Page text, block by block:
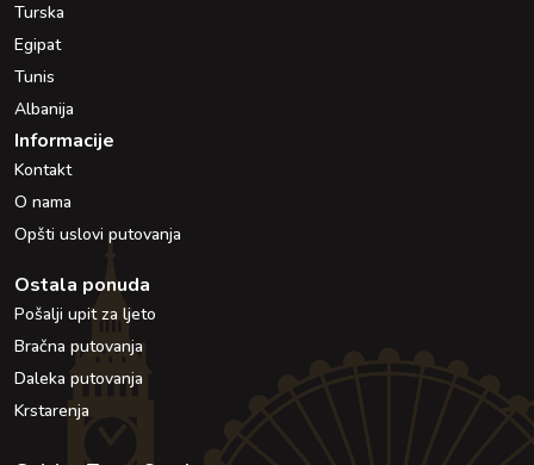
Turska
Egipat
Tunis
Albanija
Informacije
Kontakt
O nama
Opšti uslovi putovanja
Ostala ponuda
Pošalji upit za ljeto
Bračna putovanja
Daleka putovanja
Krstarenja